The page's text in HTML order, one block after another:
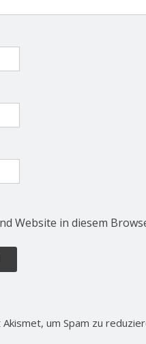
Website in diesem
um Spam zu